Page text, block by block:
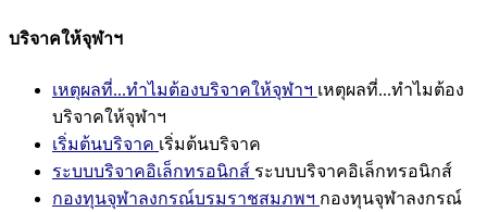
บริจาคให้จุฬาฯ
เหตุผลที่...ทำไมต้องบริจาคให้จุฬาฯ เหตุผลที่...ทำไมต้อง
บริจาคให้จุฬาฯ
เริ่มต้นบริจาค เริ่มต้นบริจาค
ระบบบริจาคอิเล็กทรอนิกส์ ระบบบริจาคอิเล็กทรอนิกส์
กองทุนจุฬาลงกรณ์บรมราชสมภพฯ กองทุนจุฬาลงกรณ์